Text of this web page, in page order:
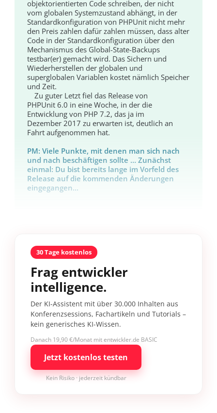
objektorientierten Code schrei­ben, der nicht
vom globalen Systemzustand abhängt, in der
Standardkonfiguration von PHPUnit nicht mehr
den Preis zahlen dafür zahlen müssen, dass alter
Code in der Standardkonfiguration über den
Mechanismus des Global-State-Backups
testbar(er) gemacht wird. Das Sichern und
Wiederherstellen der globalen und
superglobalen Variablen kostet nämlich Speicher
und Zeit.
Zu guter Letzt fiel das Release von
PHPUnit 6.0 in eine Woche, in der die
Entwicklung von PHP 7.2, das ja im
Dezember 2017 zu erwarten ist, deutlich an
Fahrt aufgenommen hat.
PM: Viele Punkte, mit denen man sich nach
und nach beschäftigen sollte … Zunächst
einmal: Du bist bereits lange im Vorfeld des
Release auf die kommenden Änderungen
eingegangen...
30 Tage kostenlos
Frag entwickler
intelligence.
Der KI-Assistent mit über 30.000 Inhalten aus
Konferenzsessions, Fachartikeln und Tutorials –
kein generisches KI-Wissen.
Danach 19,90 €/Monat mit entwickler.de BASIC
Jetzt kostenlos testen
Kein Risiko · jederzeit kündbar